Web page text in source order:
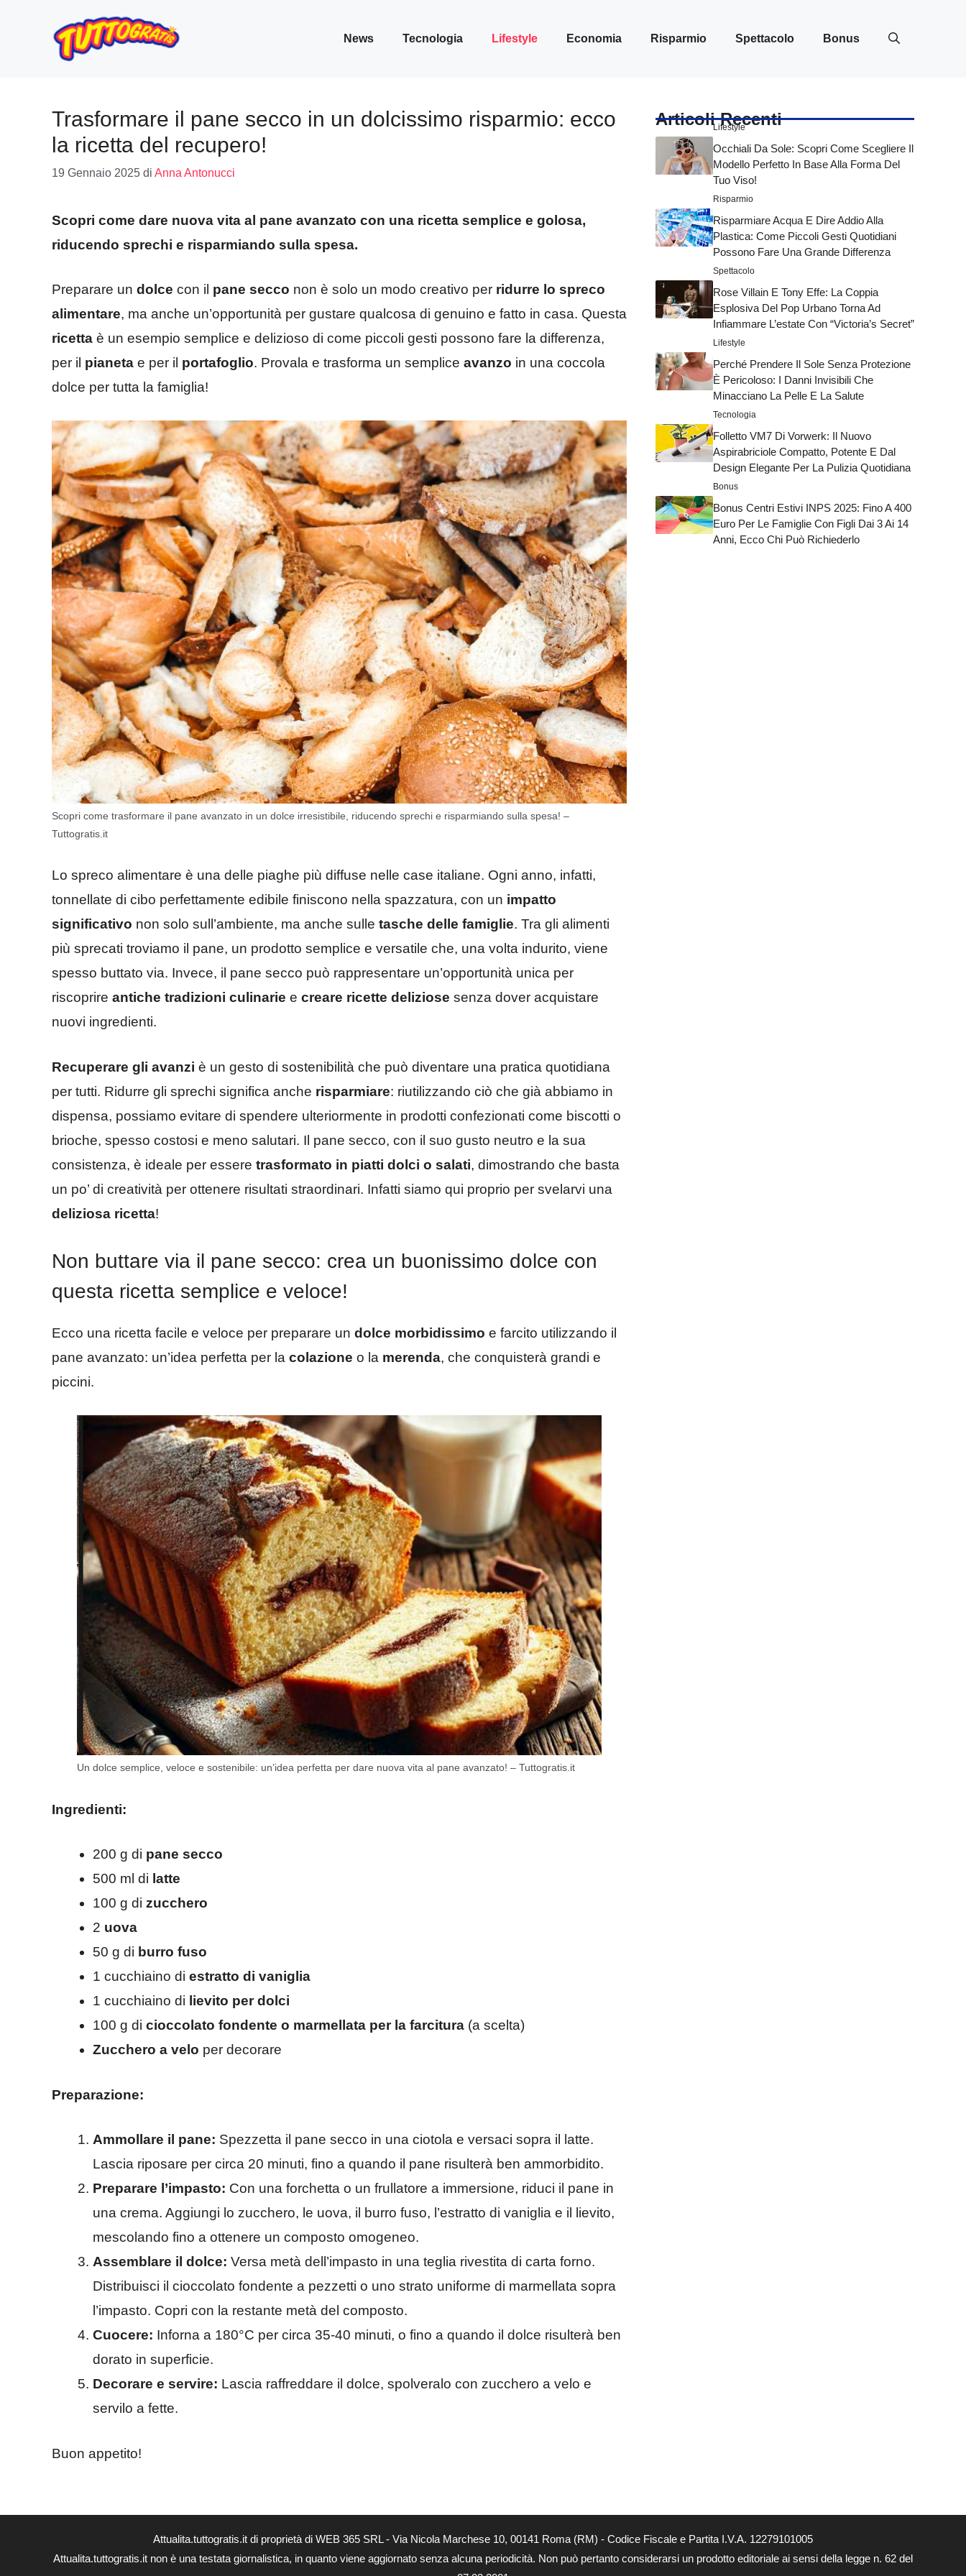
contenuto
News Tecnologia Lifestyle Economia Risparmio Spettacolo Bonus
Trasformare il pane secco in un dolcissimo risparmio: ecco
la ricetta del recupero!
19 Gennaio 2025 di Anna Antonucci
Scopri come dare nuova vita al pane avanzato con una ricetta semplice e golosa,
riducendo sprechi e risparmiando sulla spesa.
Preparare un dolce con il pane secco non è solo un modo creativo per ridurre lo spreco
alimentare, ma anche un’opportunità per gustare qualcosa di genuino e fatto in casa. Questa
ricetta è un esempio semplice e delizioso di come piccoli gesti possono fare la differenza,
per il pianeta e per il portafoglio. Provala e trasforma un semplice avanzo in una coccola
dolce per tutta la famiglia!
Scopri come trasformare il pane avanzato in un dolce irresistibile, riducendo sprechi e risparmiando sulla spesa! –
Tuttogratis.it
Lo spreco alimentare è una delle piaghe più diffuse nelle case italiane. Ogni anno, infatti,
tonnellate di cibo perfettamente edibile finiscono nella spazzatura, con un impatto
significativo non solo sull’ambiente, ma anche sulle tasche delle famiglie. Tra gli alimenti
più sprecati troviamo il pane, un prodotto semplice e versatile che, una volta indurito, viene
spesso buttato via. Invece, il pane secco può rappresentare un’opportunità unica per
riscoprire antiche tradizioni culinarie e creare ricette deliziose senza dover acquistare
nuovi ingredienti.
Recuperare gli avanzi è un gesto di sostenibilità che può diventare una pratica quotidiana
per tutti. Ridurre gli sprechi significa anche risparmiare: riutilizzando ciò che già abbiamo in
dispensa, possiamo evitare di spendere ulteriormente in prodotti confezionati come biscotti o
brioche, spesso costosi e meno salutari. Il pane secco, con il suo gusto neutro e la sua
consistenza, è ideale per essere trasformato in piatti dolci o salati, dimostrando che basta
un po’ di creatività per ottenere risultati straordinari. Infatti siamo qui proprio per svelarvi una
deliziosa ricetta!
Non buttare via il pane secco: crea un buonissimo dolce con
questa ricetta semplice e veloce!
Ecco una ricetta facile e veloce per preparare un dolce morbidissimo e farcito utilizzando il
pane avanzato: un’idea perfetta per la colazione o la merenda, che conquisterà grandi e
piccini.
Un dolce semplice, veloce e sostenibile: un’idea perfetta per dare nuova vita al pane avanzato! – Tuttogratis.it
Ingredienti:
200 g di pane secco
500 ml di latte
100 g di zucchero
2 uova
50 g di burro fuso
1 cucchiaino di estratto di vaniglia
1 cucchiaino di lievito per dolci
100 g di cioccolato fondente o marmellata per la farcitura (a scelta)
Zucchero a velo per decorare
Preparazione:
Ammollare il pane: Spezzetta il pane secco in una ciotola e versaci sopra il latte.
Lascia riposare per circa 20 minuti, fino a quando il pane risulterà ben ammorbidito.
Preparare l’impasto: Con una forchetta o un frullatore a immersione, riduci il pane in
una crema. Aggiungi lo zucchero, le uova, il burro fuso, l’estratto di vaniglia e il lievito,
mescolando fino a ottenere un composto omogeneo.
Assemblare il dolce: Versa metà dell’impasto in una teglia rivestita di carta forno.
Distribuisci il cioccolato fondente a pezzetti o uno strato uniforme di marmellata sopra
l’impasto. Copri con la restante metà del composto.
Cuocere: Inforna a 180°C per circa 35-40 minuti, o fino a quando il dolce risulterà ben
dorato in superficie.
Decorare e servire: Lascia raffreddare il dolce, spolveralo con zucchero a velo e
servilo a fette.
Buon appetito!
Articoli Recenti
Lifestyle
Occhiali Da Sole: Scopri Come Scegliere Il
Modello Perfetto In Base Alla Forma Del
Tuo Viso!
Risparmio
Risparmiare Acqua E Dire Addio Alla
Plastica: Come Piccoli Gesti Quotidiani
Possono Fare Una Grande Differenza
Spettacolo
Rose Villain E Tony Effe: La Coppia
Esplosiva Del Pop Urbano Torna Ad
Infiammare L’estate Con “Victoria’s Secret”
Lifestyle
Perché Prendere Il Sole Senza Protezione
È Pericoloso: I Danni Invisibili Che
Minacciano La Pelle E La Salute
Tecnologia
Folletto VM7 Di Vorwerk: Il Nuovo
Aspirabriciole Compatto, Potente E Dal
Design Elegante Per La Pulizia Quotidiana
Bonus
Bonus Centri Estivi INPS 2025: Fino A 400
Euro Per Le Famiglie Con Figli Dai 3 Ai 14
Anni, Ecco Chi Può Richiederlo
Attualita.tuttogratis.it di proprietà di WEB 365 SRL - Via Nicola Marchese 10, 00141 Roma (RM) - Codice Fiscale e Partita I.V.A. 12279101005
Attualita.tuttogratis.it non è una testata giornalistica, in quanto viene aggiornato senza alcuna periodicità. Non può pertanto considerarsi un prodotto editoriale ai sensi della legge n. 62 del